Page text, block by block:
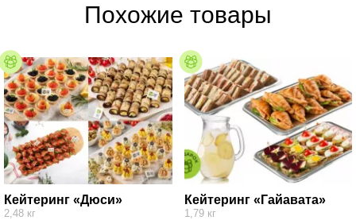
Похожие товары
Кейтеринг «Дюси»
2,48 кг
Кейтеринг «Гайавата»
1,79 кг